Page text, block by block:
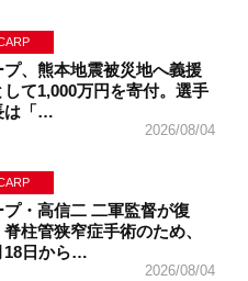
プ、熊本地震被災地へ義援
して1,000万円を寄付。選手
は「…
2026/08/04
プ・高信二 二軍監督が復
脊柱管狭窄症手術のため、
18日から…
2026/08/04